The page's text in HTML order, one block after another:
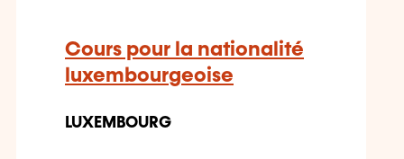
Cours pour la nationalité
luxembourgeoise
LUXEMBOURG